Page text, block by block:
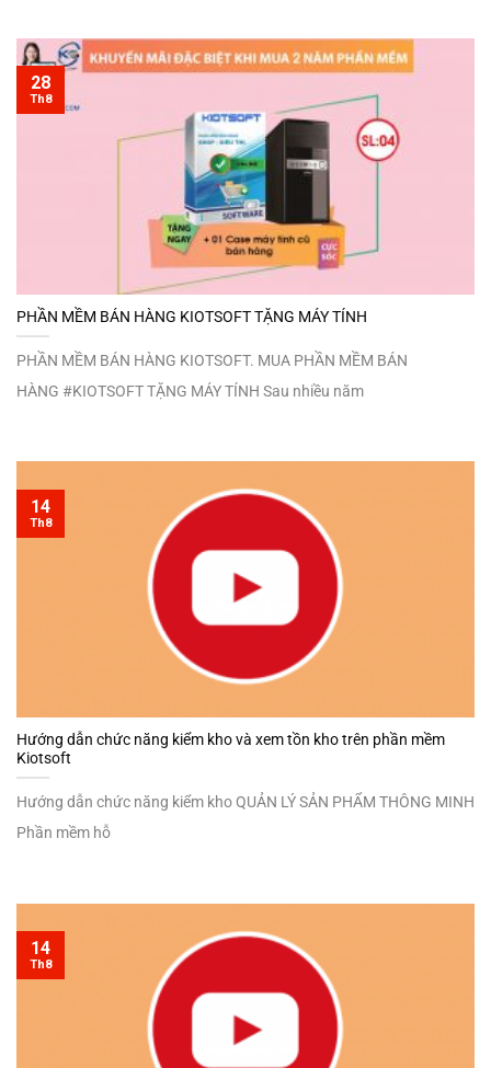
PHẦN MỀM BÁN HÀNG KIOTSOFT TẶNG MÁY TÍNH
PHẦN MỀM BÁN HÀNG KIOTSOFT. MUA PHẦN MỀM BÁN
HÀNG #KIOTSOFT TẶNG MÁY TÍNH Sau nhiều năm
28
Th8
Hướng dẫn chức năng kiểm kho và xem tồn kho trên phần mềm
Kiotsoft
Hướng dẫn chức năng kiểm kho QUẢN LÝ SẢN PHẨM THÔNG MINH
Phần mềm hỗ
14
Th8
14
Th8